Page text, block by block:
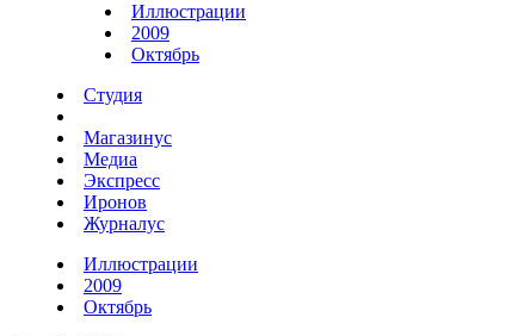
Иллюстрации
2009
Октябрь
Студия
Магазинус
Медиа
Экспресс
Иронов
Журналус
Иллюстрации
2009
Октябрь